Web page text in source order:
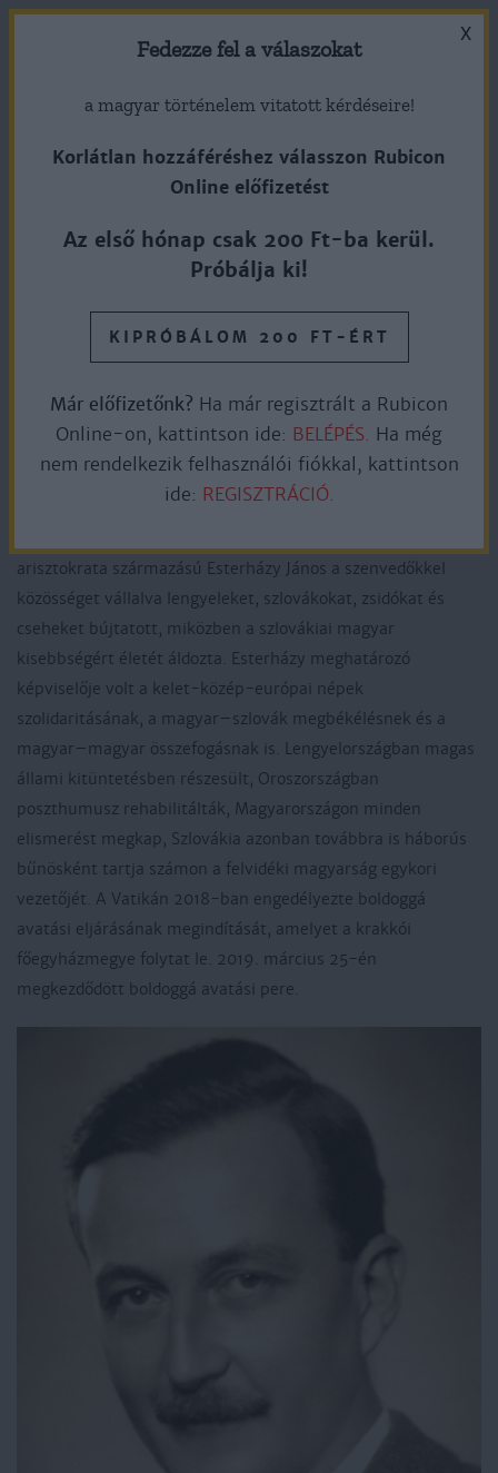
pedig a horogkereszt”
Ingyen olvasható 6perc olvasás
arisztokrata származású Esterházy János a szenvedőkkel
közösséget vállalva lengyeleket, szlovákokat, zsidókat és
cseheket bújtatott, miközben a szlovákiai magyar
kisebbségért életét áldozta. Esterházy meghatározó
képviselője volt a kelet-közép-európai népek
szolidaritásának, a magyar–szlovák megbékélésnek és a
magyar–magyar összefogásnak is. Lengyelországban magas
állami kitüntetésben részesült, Oroszországban
poszthumusz rehabilitálták, Magyarországon minden
elismerést megkap, Szlovákia azonban továbbra is háborús
bűnösként tartja számon a felvidéki magyarság egykori
vezetőjét. A Vatikán 2018-ban engedélyezte boldoggá
avatási eljárásának megindítását, amelyet a krakkói
főegyházmegye folytat le. 2019. március 25-én
megkezdődött boldoggá avatási pere.
X
Fedezze fel a válaszokat
a magyar történelem vitatott kérdéseire!
Korlátlan hozzáféréshez válasszon Rubicon
Online előfizetést
Az első hónap csak 200 Ft-ba kerül.
Próbálja ki!
KIPRÓBÁLOM 200 FT-ÉRT
Már előfizetőnk? Ha már regisztrált a Rubicon
Online-on, kattintson ide: BELÉPÉS. Ha még
nem rendelkezik felhasználói fiókkal, kattintson
ide: REGISZTRÁCIÓ.